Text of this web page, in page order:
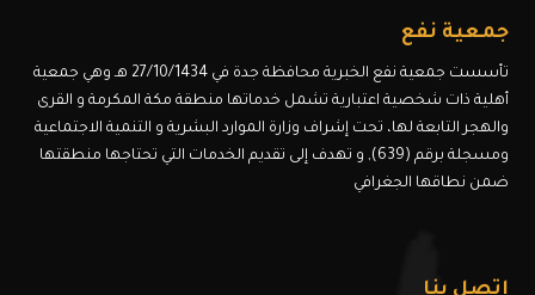
جمعية نفع
تأسست جمعية نفع الخبرية محافظة جدة في 27/10/1434 هـ وهي جمعية
أهلية ذات شخصية اعتبارية تشمل خدماتها منطقة مكة المكرمة و القرى
والهجر التابعة لها، تحت إشراف وزارة الموارد البشرية و التنمية الاجتماعية
ومسجلة برقم (639), و تهدف إلى تقديم الخدمات التي تحتاجها منطقتها
ضمن نطاقها الجغرافي
اتصل بنا